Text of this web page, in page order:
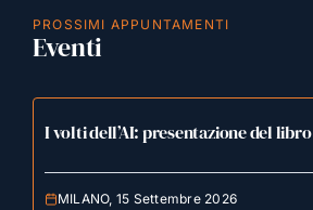
PROSSIMI APPUNTAMENTI
Eventi
I volti dell’AI: presentazione del libro
MILANO, 15 Settembre 2026